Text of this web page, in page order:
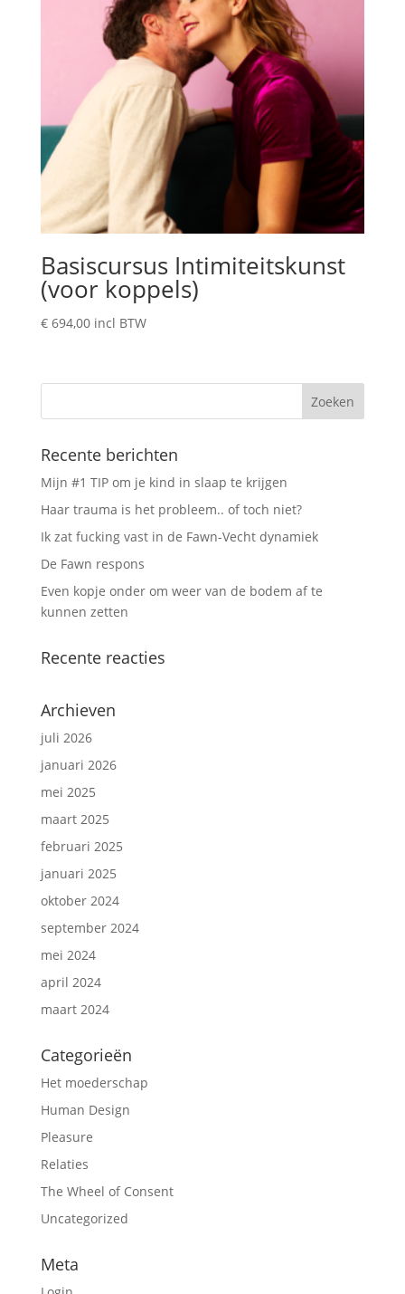
Basiscursus Intimiteitskunst
(voor koppels)
€694,00 incl BTW
Recente berichten
Mijn #1 TIP om je kind in slaap te krijgen
Haar trauma is het probleem.. of toch niet?
Ik zat fucking vast in de Fawn-Vecht dynamiek
De Fawn respons
Even kopje onder om weer van de bodem af te
kunnen zetten
Recente reacties
Archieven
juli 2026
januari 2026
mei 2025
maart 2025
februari 2025
januari 2025
oktober 2024
september 2024
mei 2024
april 2024
maart 2024
Categorieën
Het moederschap
Human Design
Pleasure
Relaties
The Wheel of Consent
Uncategorized
Meta